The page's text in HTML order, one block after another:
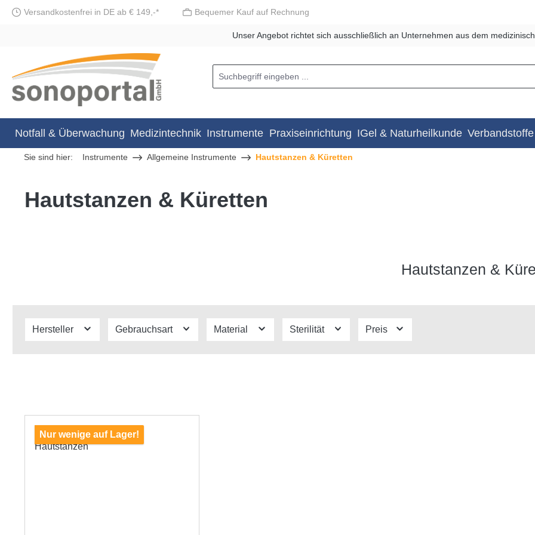
Zur Hauptnavigation springen
Versandkostenfrei in DE ab € 149,-* Bequemer Kauf auf Rechnung
Unser Angebot richtet sich ausschließlich an Unternehmen aus dem
Notfall & Überwachung Medizintechnik Instrumente Praxiseinrichtung IGel & Naturheilkunde Verbandstoffe
Sie sind hier: Instrumente Allgemeine Instrumente Hautstanzen & Küretten
Hautstanzen & Küretten
Hautstanzen &
Hersteller Gebrauchsart Material Sterilität Preis
Nur wenige auf Lager!